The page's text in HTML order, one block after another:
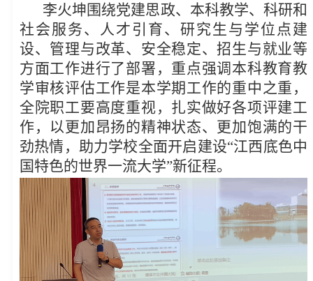
李火坤围绕党建思政、本科教学、科研和
社会服务、人才引育、研究生与学位点建
设、管理与改革、安全稳定、招生与就业等
方面工作进行了部署，重点强调本科教育教
学审核评估工作是本学期工作的重中之重，
全院职工要高度重视，扎实做好各项评建工
作，以更加昂扬的精神状态、更加饱满的干
劲热情，助力学校全面开启建设“江西底色中
国特色的世界一流大学”新征程。